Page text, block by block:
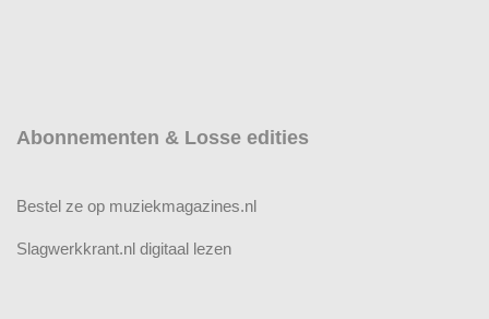
Abonnementen & Losse edities
Bestel ze op muziekmagazines.nl
Slagwerkkrant.nl digitaal lezen